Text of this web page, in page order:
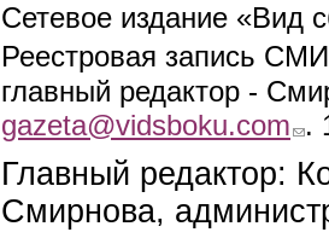
Сетевое издание «Вид
Реестровая запись
главный редактор -
gazeta@vidsboku.com (link
.
Главный редактор:
Смирнова,